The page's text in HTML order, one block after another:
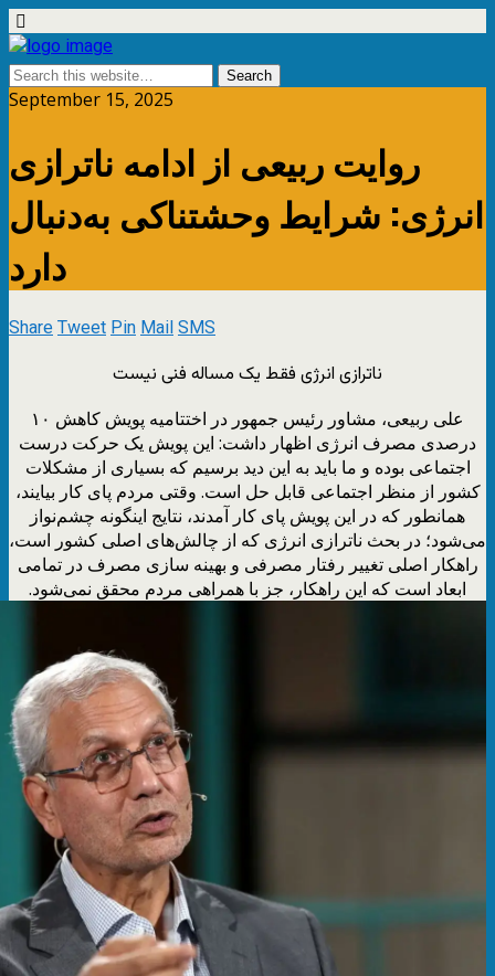
September 15, 2025
روایت ربیعی از ادامه ناترازی
انرژی: شرایط وحشتناکی به‌دنبال
دارد
ShareTweetPinMailSMS
ناترازی انرژی فقط یک مساله فنی نیست
علی ربیعی، مشاور رئیس جمهور در اختتامیه پویش کاهش ۱۰
درصدی مصرف انرژی اظهار داشت: این پویش یک حرکت درست
اجتماعی بوده و ما باید به این دید برسیم که بسیاری از مشکلات
کشور از منظر اجتماعی قابل حل است. وقتی مردم پای کار بیایند،
همانطور که در این پویش پای کار آمدند، نتایج اینگونه چشم‌نواز
می‌شود؛ در بحث ناترازی انرژی که از چالش‌های اصلی کشور است،
راهکار اصلی تغییر رفتار مصرفی و بهینه سازی مصرف در تمامی
ابعاد است که این راهکار، جز با همراهی مردم محقق نمی‌شود.